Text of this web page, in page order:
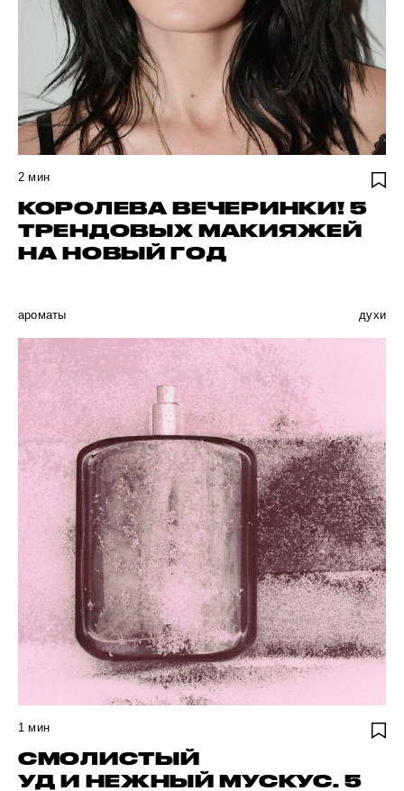
2 мин
КОРОЛЕВА ВЕЧЕРИНКИ! 5
ТРЕНДОВЫХ МАКИЯЖЕЙ
НА НОВЫЙ ГОД
ароматы духи
1 мин
СМОЛИСТЫЙ
УД И НЕЖНЫЙ МУСКУС. 5